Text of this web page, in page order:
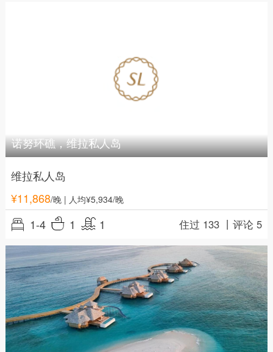
诺努环礁，维拉私人岛
维拉私人岛
¥11,868/晚| 人均¥5,934/晚
1-4 1 1 住过 133 丨评论 5